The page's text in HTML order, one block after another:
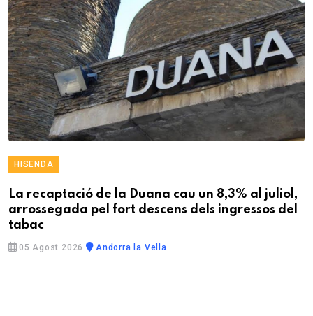
HISENDA
La recaptació de la Duana cau un 8,3% al juliol,
arrossegada pel fort descens dels ingressos del
tabac
05 Agost 2026 Andorra la Vella